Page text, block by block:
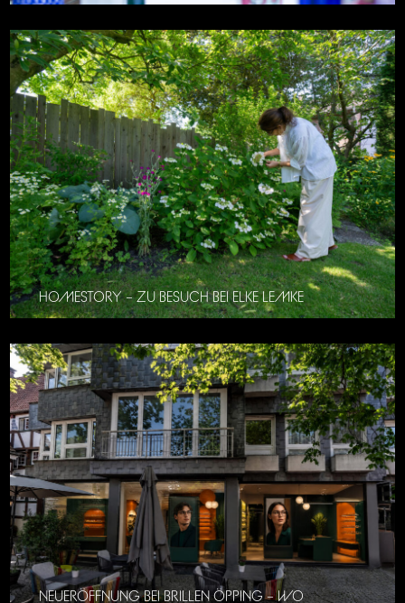
HOMESTORY – ZU BESUCH BEI ELKE LEMKE
NEUERÖFFNUNG BEI BRILLEN ÖPPING – WO